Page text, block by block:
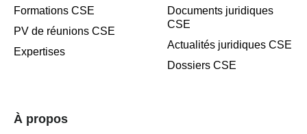
Formations CSE
PV de réunions CSE
Expertises
Documents juridiques
CSE
Actualités juridiques CSE
Dossiers CSE
À propos